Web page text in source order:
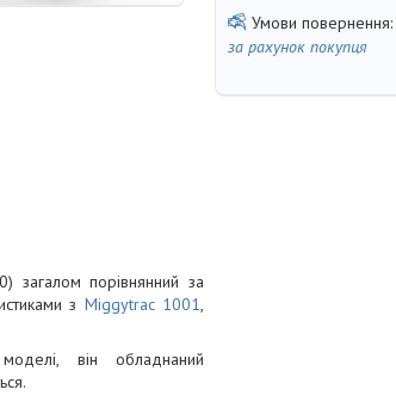
за рахунок покупця
загалом порівнянний за
з Miggytrac 1001,
він обладнаний